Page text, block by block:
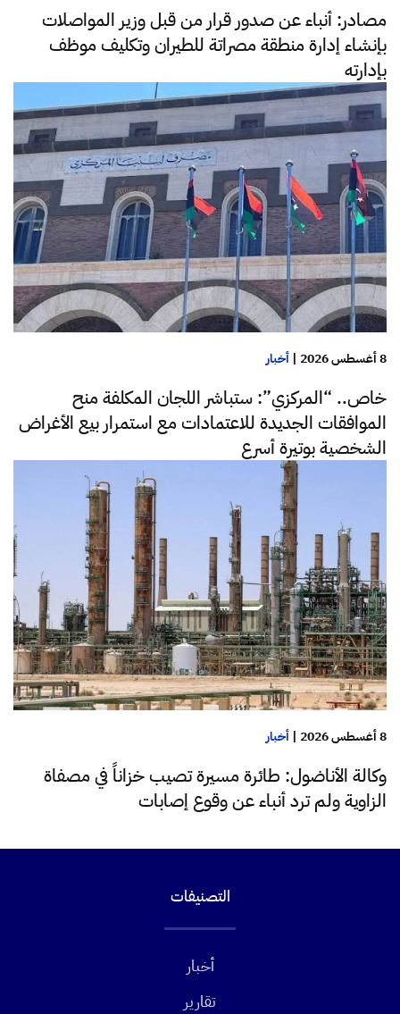
مصادر: أنباء عن صدور قرار من قبل وزير المواصلات
بإنشاء إدارة منطقة مصراتة للطيران وتكليف موظف
بإدارته
8 أغسطس 2026 | أخبار
خاص.. “المركزي”: ستباشر اللجان المكلفة منح
الموافقات الجديدة للاعتمادات مع استمرار بيع الأغراض
الشخصية بوتيرة أسرع
8 أغسطس 2026 | أخبار
وكالة الأناضول: طائرة مسيرة تصيب خزاناً في مصفاة
الزاوية ولم ترد أنباء عن وقوع إصابات
التصنيفات
أخبار
تقارير